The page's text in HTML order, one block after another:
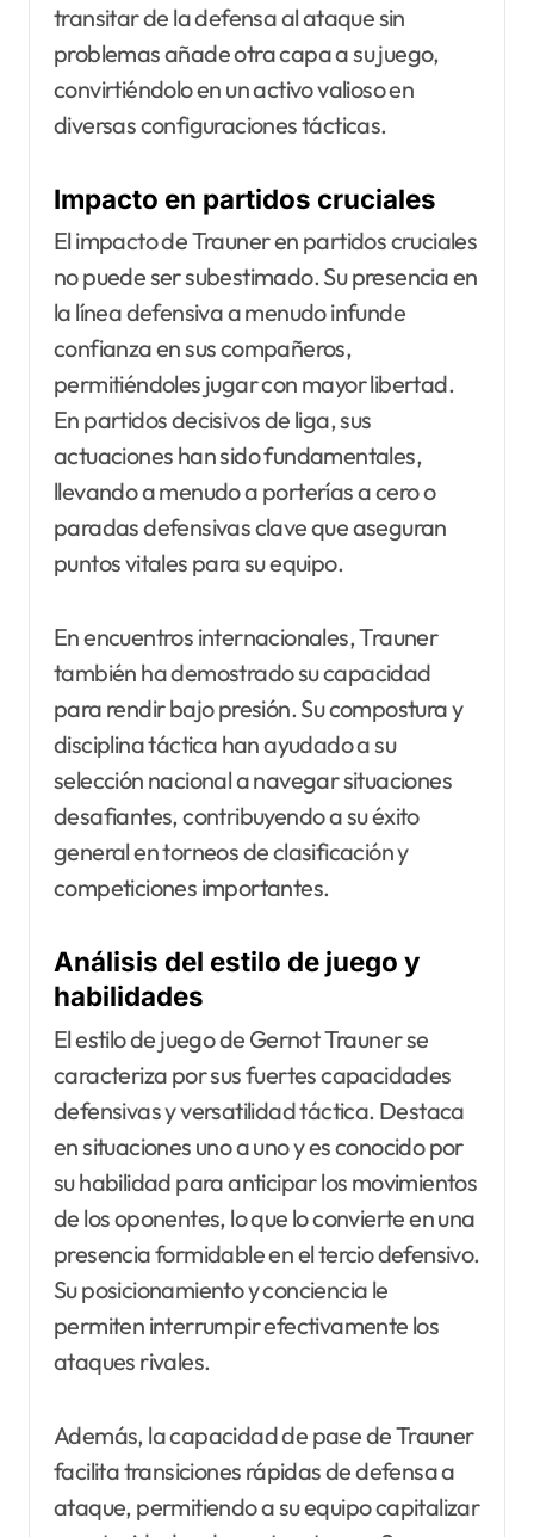
transitar de la defensa al ataque sin
problemas añade otra capa a su juego,
convirtiéndolo en un activo valioso en
diversas configuraciones tácticas.
Impacto en partidos cruciales
El impacto de Trauner en partidos cruciales
no puede ser subestimado. Su presencia en
la línea defensiva a menudo infunde
confianza en sus compañeros,
permitiéndoles jugar con mayor libertad.
En partidos decisivos de liga, sus
actuaciones han sido fundamentales,
llevando a menudo a porterías a cero o
paradas defensivas clave que aseguran
puntos vitales para su equipo.
En encuentros internacionales, Trauner
también ha demostrado su capacidad
para rendir bajo presión. Su compostura y
disciplina táctica han ayudado a su
selección nacional a navegar situaciones
desafiantes, contribuyendo a su éxito
general en torneos de clasificación y
competiciones importantes.
Análisis del estilo de juego y
habilidades
El estilo de juego de Gernot Trauner se
caracteriza por sus fuertes capacidades
defensivas y versatilidad táctica. Destaca
en situaciones uno a uno y es conocido por
su habilidad para anticipar los movimientos
de los oponentes, lo que lo convierte en una
presencia formidable en el tercio defensivo.
Su posicionamiento y conciencia le
permiten interrumpir efectivamente los
ataques rivales.
Además, la capacidad de pase de Trauner
facilita transiciones rápidas de defensa a
ataque, permitiendo a su equipo capitalizar